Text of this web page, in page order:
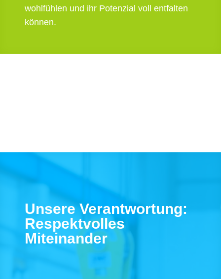
wohlfühlen und ihr Potenzial voll entfalten
können.
Unsere Verantwortung:
Respektvolles
Miteinander